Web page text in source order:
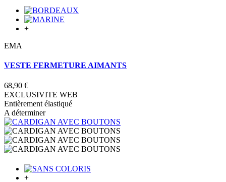
+
EMA
VESTE FERMETURE AIMANTS
68,90 €
EXCLUSIVITE WEB
Entièrement élastiqué
A déterminer
+